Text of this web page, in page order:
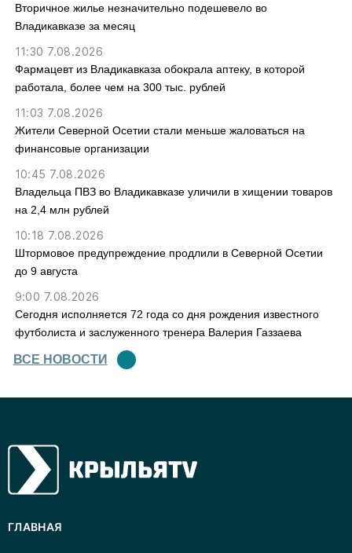
Вторичное жилье незначительно подешевело во
Владикавказе за месяц
11:30 7.08.2026
Фармацевт из Владикавказа обокрала аптеку, в которой
работала, более чем на 300 тыс. рублей
11:03 7.08.2026
Жители Северной Осетии стали меньше жаловаться на
финансовые организации
10:45 7.08.2026
Владельца ПВЗ во Владикавказе уличили в хищении товаров
на 2,4 млн рублей
10:18 7.08.2026
Штормовое предупреждение продлили в Северной Осетии
до 9 августа
9:00 7.08.2026
Сегодня исполняется 72 года со дня рождения известного
футболиста и заслуженного тренера Валерия Газзаева
ВСЕ НОВОСТИ
ГЛАВНАЯ